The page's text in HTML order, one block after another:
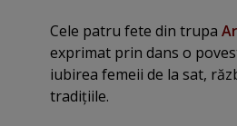
Cele patru fete din trupa
exprimat prin dans o
iubirea femeii de la sat,
tradiţiile.